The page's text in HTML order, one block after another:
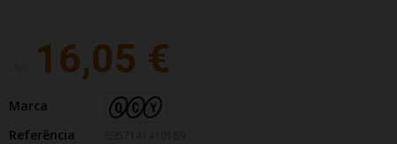
16,05 €
Marca
Referência